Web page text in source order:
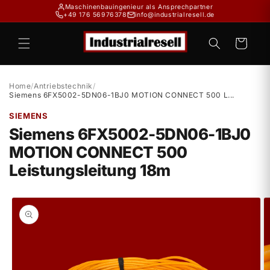
Inhalt
Maschinenbauingenieur als Ansprechpartner
+49 176 56976378
info@industrialresell.de
Warenkorb
Home/Antriebstechnik /
Siemens 6FX5002-5DN06-1BJ0 MOTION CONNECT 500 L...
SIEMENS
Siemens 6FX5002-5DN06-1BJ0
MOTION CONNECT 500
Leistungsleitung 18m